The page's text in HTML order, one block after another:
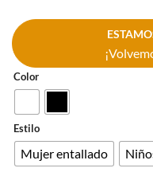
Color
Estilo
Mujer entallado